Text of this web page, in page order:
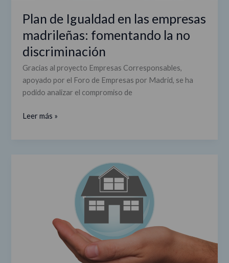
Plan de Igualdad en las empresas
madrileñas: fomentando la no
discriminación
Gracias al proyecto Empresas Corresponsables,
apoyado por el Foro de Empresas por Madrid, se ha
podido analizar el compromiso de
Leer más »